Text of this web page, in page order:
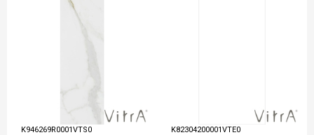
K946269R0001VTS0 K82304200001VTE0